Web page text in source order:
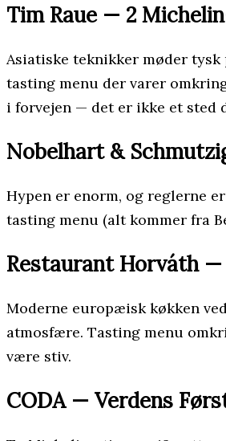
Tim Raue — 2
Asiatiske teknikker møder
tasting menu der varer
i forvejen — det er ikke et sted
Nobelhart &
Hypen er enorm, og reglerne
tasting menu (alt kommer fra
Restaurant Horváth
Moderne europæisk køkken
atmosfære. Tasting menu
være stiv.
CODA — Verdens